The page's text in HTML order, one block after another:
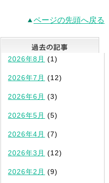
ページの先頭へ戻る
最新記事一覧
2026年8月 (1)
2026年7月 (12)
2026年6月 (3)
2026年5月 (5)
2026年4月 (7)
2026年3月 (12)
2026年2月 (9)